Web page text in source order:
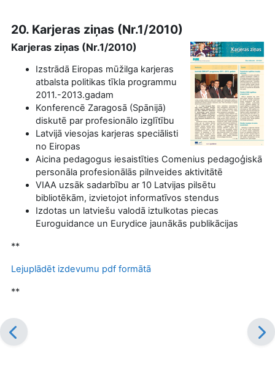
20. Karjeras ziņas (Nr.1/2010)
Karjeras ziņas (Nr.1/2010)
Izstrādā Eiropas mūžilga karjeras
atbalsta politikas tīkla programmu
2011.-2013.gadam
Konferencē Zaragosā (Spānijā)
diskutē par profesionālo izglītību
Latvijā viesojas karjeras speciālisti
no Eiropas
Aicina pedagogus iesaistīties Comenius pedagoģiskā
personāla profesionālās pilnveides aktivitātē
VIAA uzsāk sadarbību ar 10 Latvijas pilsētu
bibliotēkām, izvietojot informatīvos stendus
Izdotas un latviešu valodā iztulkotas piecas
Euroguidance un Eurydice jaunākās publikācijas
**
Lejuplādēt izdevumu pdf formātā
**